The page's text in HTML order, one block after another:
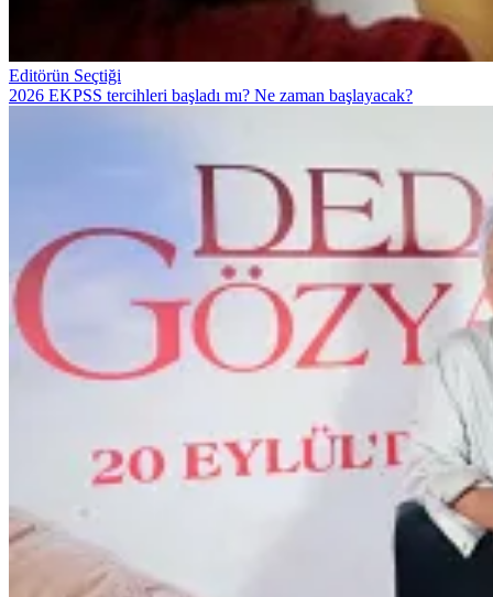
Editörün Seçtiği
2026 EKPSS tercihleri başladı mı? Ne zaman başlayacak?